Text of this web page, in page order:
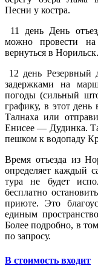
Песни у костра.
11 деньДень
можно провести
вернуться в Норильск.
12 день Резервный
задержками на
погоды (сильный
графику, в этот
Талнаха или
Енисее — Дудинка.
пешком к водопаду
Время отъезда из
определяет каждый
тура не будет
бесплатно
приюте. Это
единым
Более подробно, в
по запросу.
В стоимость входит